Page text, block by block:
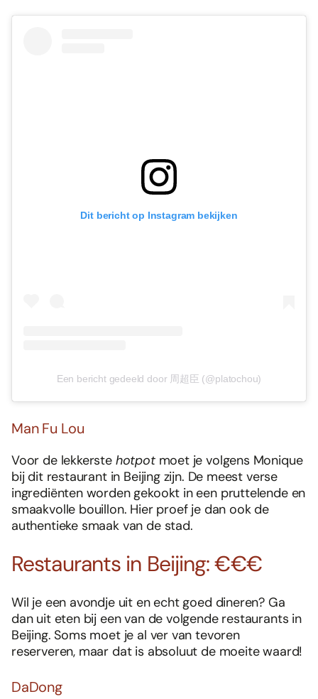
Foodies 08/2026
Tropische smaakexplosies
Abonneren
Dit bericht op Instagram bekijken
Een bericht gedeeld door 周超臣 (@platochou)
Man Fu Lou
Voor de lekkerste hotpotmoet je volgens Monique
bij dit restaurant in Beijing zijn. De meest verse
ingrediënten worden gekookt in een pruttelende en
smaakvolle bouillon. Hier proef je dan ook de
authentieke smaak van de stad.
Restaurants in Beijing: €€€
Wil je een avondje uit en echt goed dineren? Ga
dan uit eten bij een van de volgende restaurants in
Beijing. Soms moet je al ver van tevoren
reserveren, maar dat is absoluut de moeite waard!
DaDong